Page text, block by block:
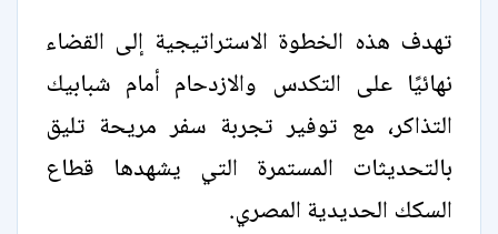
تهدف هذه الخطوة الاستراتيجية إلى القضاء
نهائيًا على التكدس والازدحام أمام شبابيك
التذاكر، مع توفير تجربة سفر مريحة تليق
بالتحديثات المستمرة التي يشهدها قطاع
السكك الحديدية المصري.